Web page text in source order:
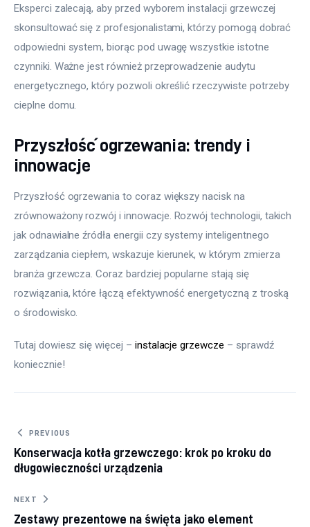
Eksperci zalecają, aby przed wyborem instalacji grzewczej
skonsultować się z profesjonalistami, którzy pomogą dobrać
odpowiedni system, biorąc pod uwagę wszystkie istotne
czynniki. Ważne jest również przeprowadzenie audytu
energetycznego, który pozwoli określić rzeczywiste potrzeby
cieplne domu.
Przyszłość ogrzewania: trendy i
innowacje
Przyszłość ogrzewania to coraz większy nacisk na
zrównoważony rozwój i innowacje. Rozwój technologii, takich
jak odnawialne źródła energii czy systemy inteligentnego
zarządzania ciepłem, wskazuje kierunek, w którym zmierza
branża grzewcza. Coraz bardziej popularne stają się
rozwiązania, które łączą efektywność energetyczną z troską
o środowisko.
Tutaj dowiesz się więcej – instalacje grzewcze – sprawdź
koniecznie!
Nawigacja
wpisu
PREVIOUS
Konserwacja kotła grzewczego: krok po kroku do
długowieczności urządzenia
NEXT
Zestawy prezentowe na święta jako element